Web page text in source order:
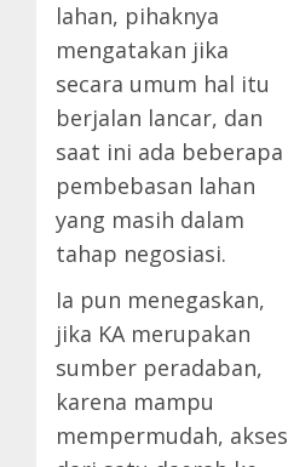
lahan, pihaknya
mengatakan jika
secara umum hal itu
berjalan lancar, dan
saat ini ada beberapa
pembebasan lahan
yang masih dalam
tahap negosiasi.
Ia pun menegaskan,
jika KA merupakan
sumber peradaban,
karena mampu
mempermudah, akses